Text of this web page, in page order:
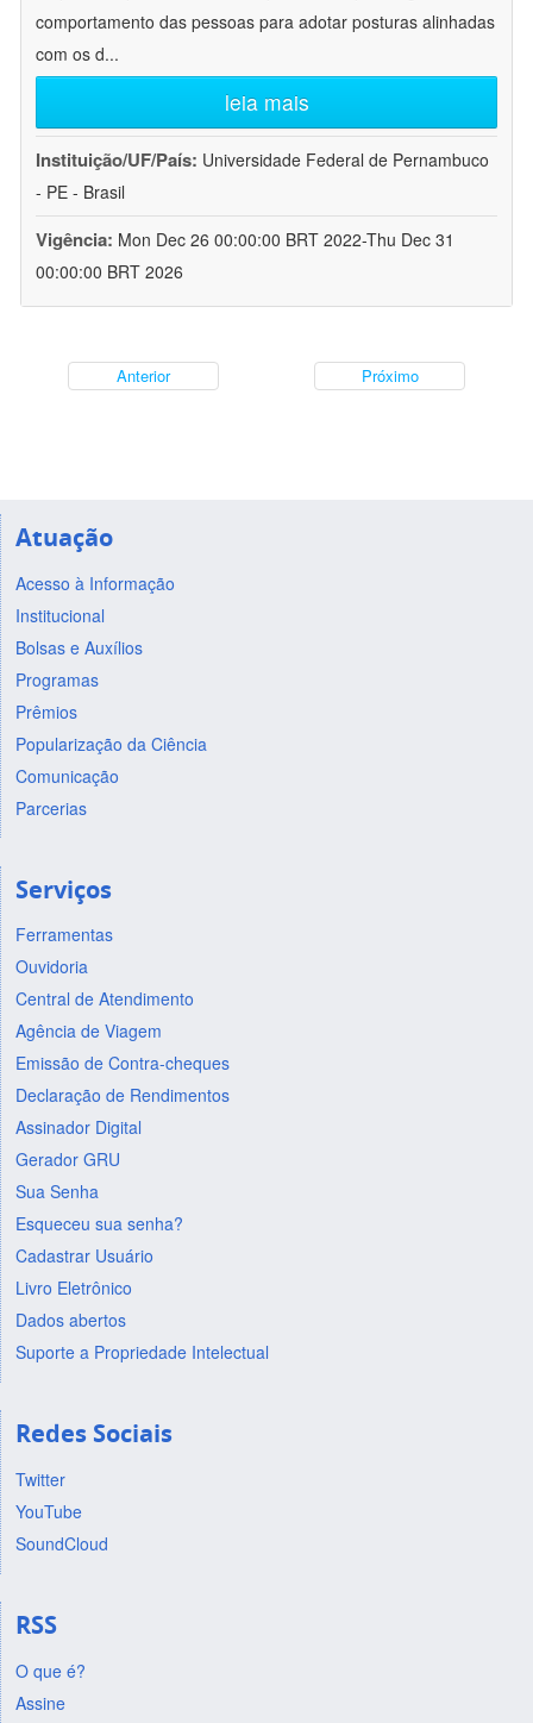
comportamento das pessoas para adotar posturas alinhadas
com os d...
leia mais
Instituição/UF/País: Universidade Federal de Pernambuco
- PE - Brasil
Vigência: Mon Dec 26 00:00:00 BRT 2022-Thu Dec 31
00:00:00 BRT 2026
Anterior Próximo
Atuação
Acesso à Informação
Institucional
Bolsas e Auxílios
Programas
Prêmios
Popularização da Ciência
Comunicação
Parcerias
Serviços
Ferramentas
Ouvidoria
Central de Atendimento
Agência de Viagem
Emissão de Contra-cheques
Declaração de Rendimentos
Assinador Digital
Gerador GRU
Sua Senha
Esqueceu sua senha?
Cadastrar Usuário
Livro Eletrônico
Dados abertos
Suporte a Propriedade Intelectual
Redes Sociais
Twitter
YouTube
SoundCloud
RSS
O que é?
Assine